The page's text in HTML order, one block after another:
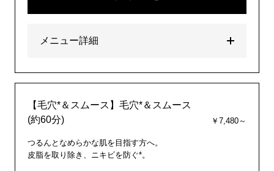
メニュー詳細
【毛穴*＆スムース】毛穴*＆スムース
(約60分)
￥7,480～
つるんとなめらかな肌を目指す方へ。
皮脂を取り除き、ニキビを防ぐ*。